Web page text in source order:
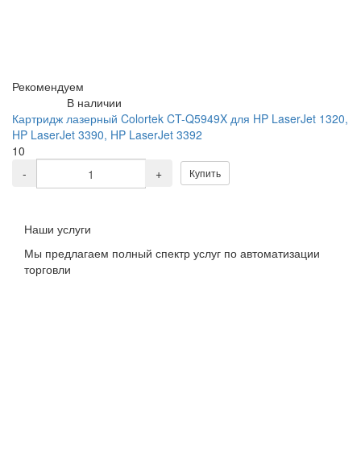
Рекомендуем
В наличии
Картридж лазерный Colortek CT-Q5949X для HP LaserJet 1320,
HP LaserJet 3390, HP LaserJet 3392
10
-
+ Купить
Наши услуги
Мы предлагаем полный спектр услуг по автоматизации
торговли